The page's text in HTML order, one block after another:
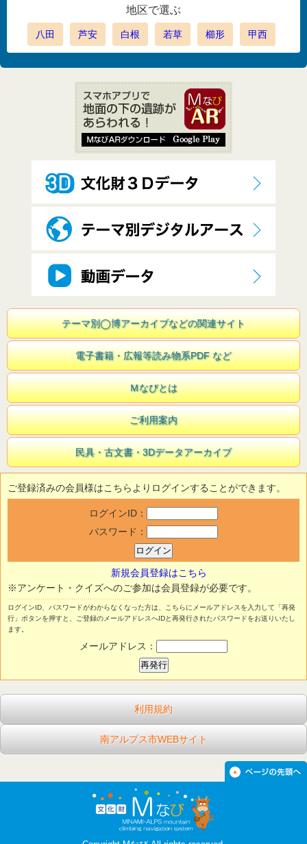
地区で選ぶ
八田 芦安 白根 若草 櫛形 甲西
テーマ別◯博アーカイブなどの関連サイト
電子書籍・広報等読み物系PDF など
Ｍなびとは
ご利用案内
民具・古文書・3Dデータアーカイブ
ご登録済みの会員様はこちらよりログインすることができます。
ログインID：
パスワード：
新規会員登録はこちら
※アンケート・クイズへのご参加は会員登録が必要です。
ログインID、パスワードがわからなくなった方は、こちらにメールアドレスを入力して「再発
行」ボタンを押すと、ご登録のメールアドレスへIDと再発行されたパスワードをお送りいたし
ます。
メールアドレス：
利用規約
南アルプス市WEBサイト